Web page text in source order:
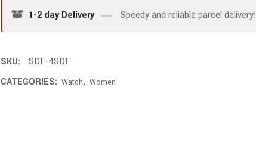
1-2 day Delivery Speedy and reliable parcel delivery!
SKU:
SDF-4SDF
CATEGORIES: Watch, Women